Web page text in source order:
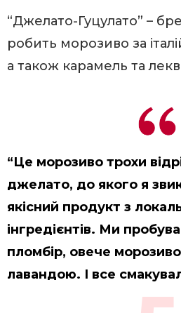
“Джелато-Гуцулато” –
робить морозиво за
а також карамель та
“Це морозиво трохи
джелато, до якого я
якісний продукт з
інгредієнтів. Ми
пломбір, овече
лавандою. І все